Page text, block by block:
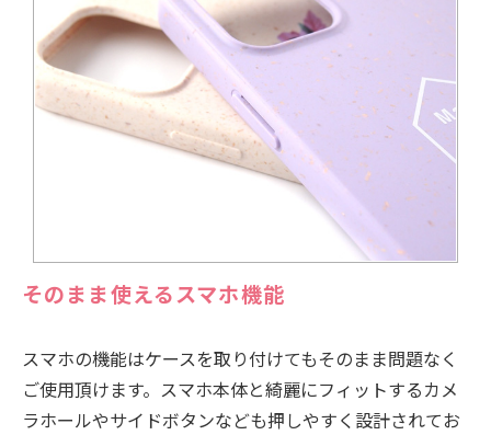
そのまま使えるスマホ機能
スマホの機能はケースを取り付けてもそのまま問題なく
ご使用頂けます。スマホ本体と綺麗にフィットするカメ
ラホールやサイドボタンなども押しやすく設計されてお